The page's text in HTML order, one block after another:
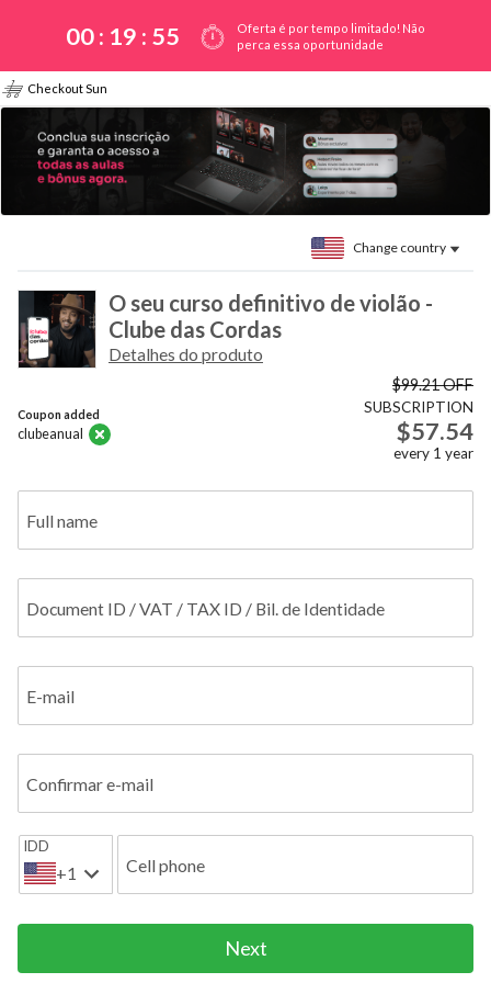
00 : 19 : 55
Oferta é por tempo limitado! Não
perca essa oportunidade
Checkout Sun
Change country
O seu curso definitivo de violão -
Clube das Cordas
Detalhes do produto
Coupon added
clubeanual
$99.21OFF
SUBSCRIPTION
$57.54
every 1 year
Full name
Document ID / VAT / TAX ID / Bil. de Identidade
E-mail
Confirmar e-mail
IDD
+1 Cell phone
Next